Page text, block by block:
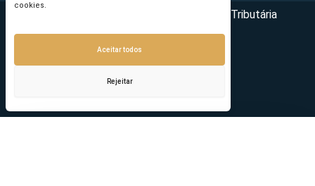
cookies.
Aceitar todos
Rejeitar
Copyright © 2026 - Portal da Reforma Tributária